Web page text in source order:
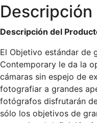
E
cantidad
Descripción
Descripción del
El Objetivo estándar de
Contemporary le da la
cámaras sin espejo de
fotografiar a grandes
fotógrafos disfrutarán
sólo los objetivos de